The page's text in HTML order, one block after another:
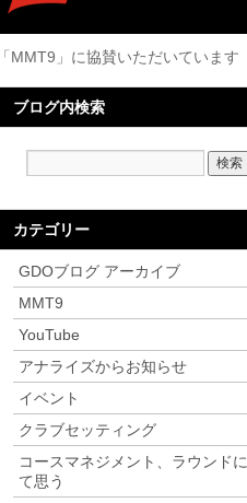
「MMT9」に協賛いただいています
ブログ内検索
カテゴリー
GDOブログ アーカイブ
MMT9
YouTube
アナライズからお知らせ
イベント
クラブセッティング
コースマネジメント、ラウンドに
て思う